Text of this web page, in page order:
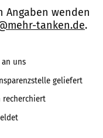
Angaben wenden
tanken.de.
uns
geliefert
recherchiert